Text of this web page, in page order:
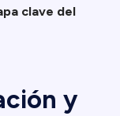
clave del
y